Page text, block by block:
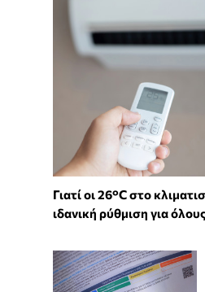
Γιατί οι 26°C στο
ιδανική ρύθμιση για όλους